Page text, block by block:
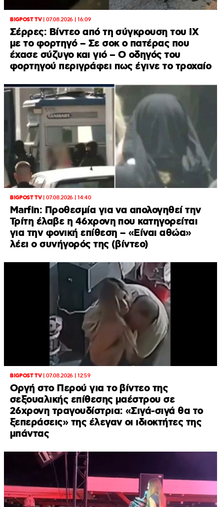
BIGPOST TV|07.08.2026 | 16:09
Σέρρες: Βίντεο από τη σύγκρουση του ΙΧ
με το φορτηγό – Σε σοκ ο πατέρας που
έχασε σύζυγο και γιό – Ο οδηγός του
φορτηγού περιγράφει πως έγινε το τροχαίο
BIGPOST TV|07.08.2026 | 14:40
Marfin: Προθεσμία για να απολογηθεί την
Τρίτη έλαβε η 46χρονη που κατηγορείται
για την φονική επίθεση – «Είναι αθώα»
λέει ο συνήγορός της (βίντεο)
BIGPOST TV|07.08.2026 | 12:59
Οργή στο Περού για το βίντεο της
σεξουαλικής επίθεσης μαέστρου σε
26χρονη τραγουδίστρια: «Σιγά-σιγά θα το
ξεπεράσεις» της έλεγαν οι ιδιοκτήτες της
μπάντας